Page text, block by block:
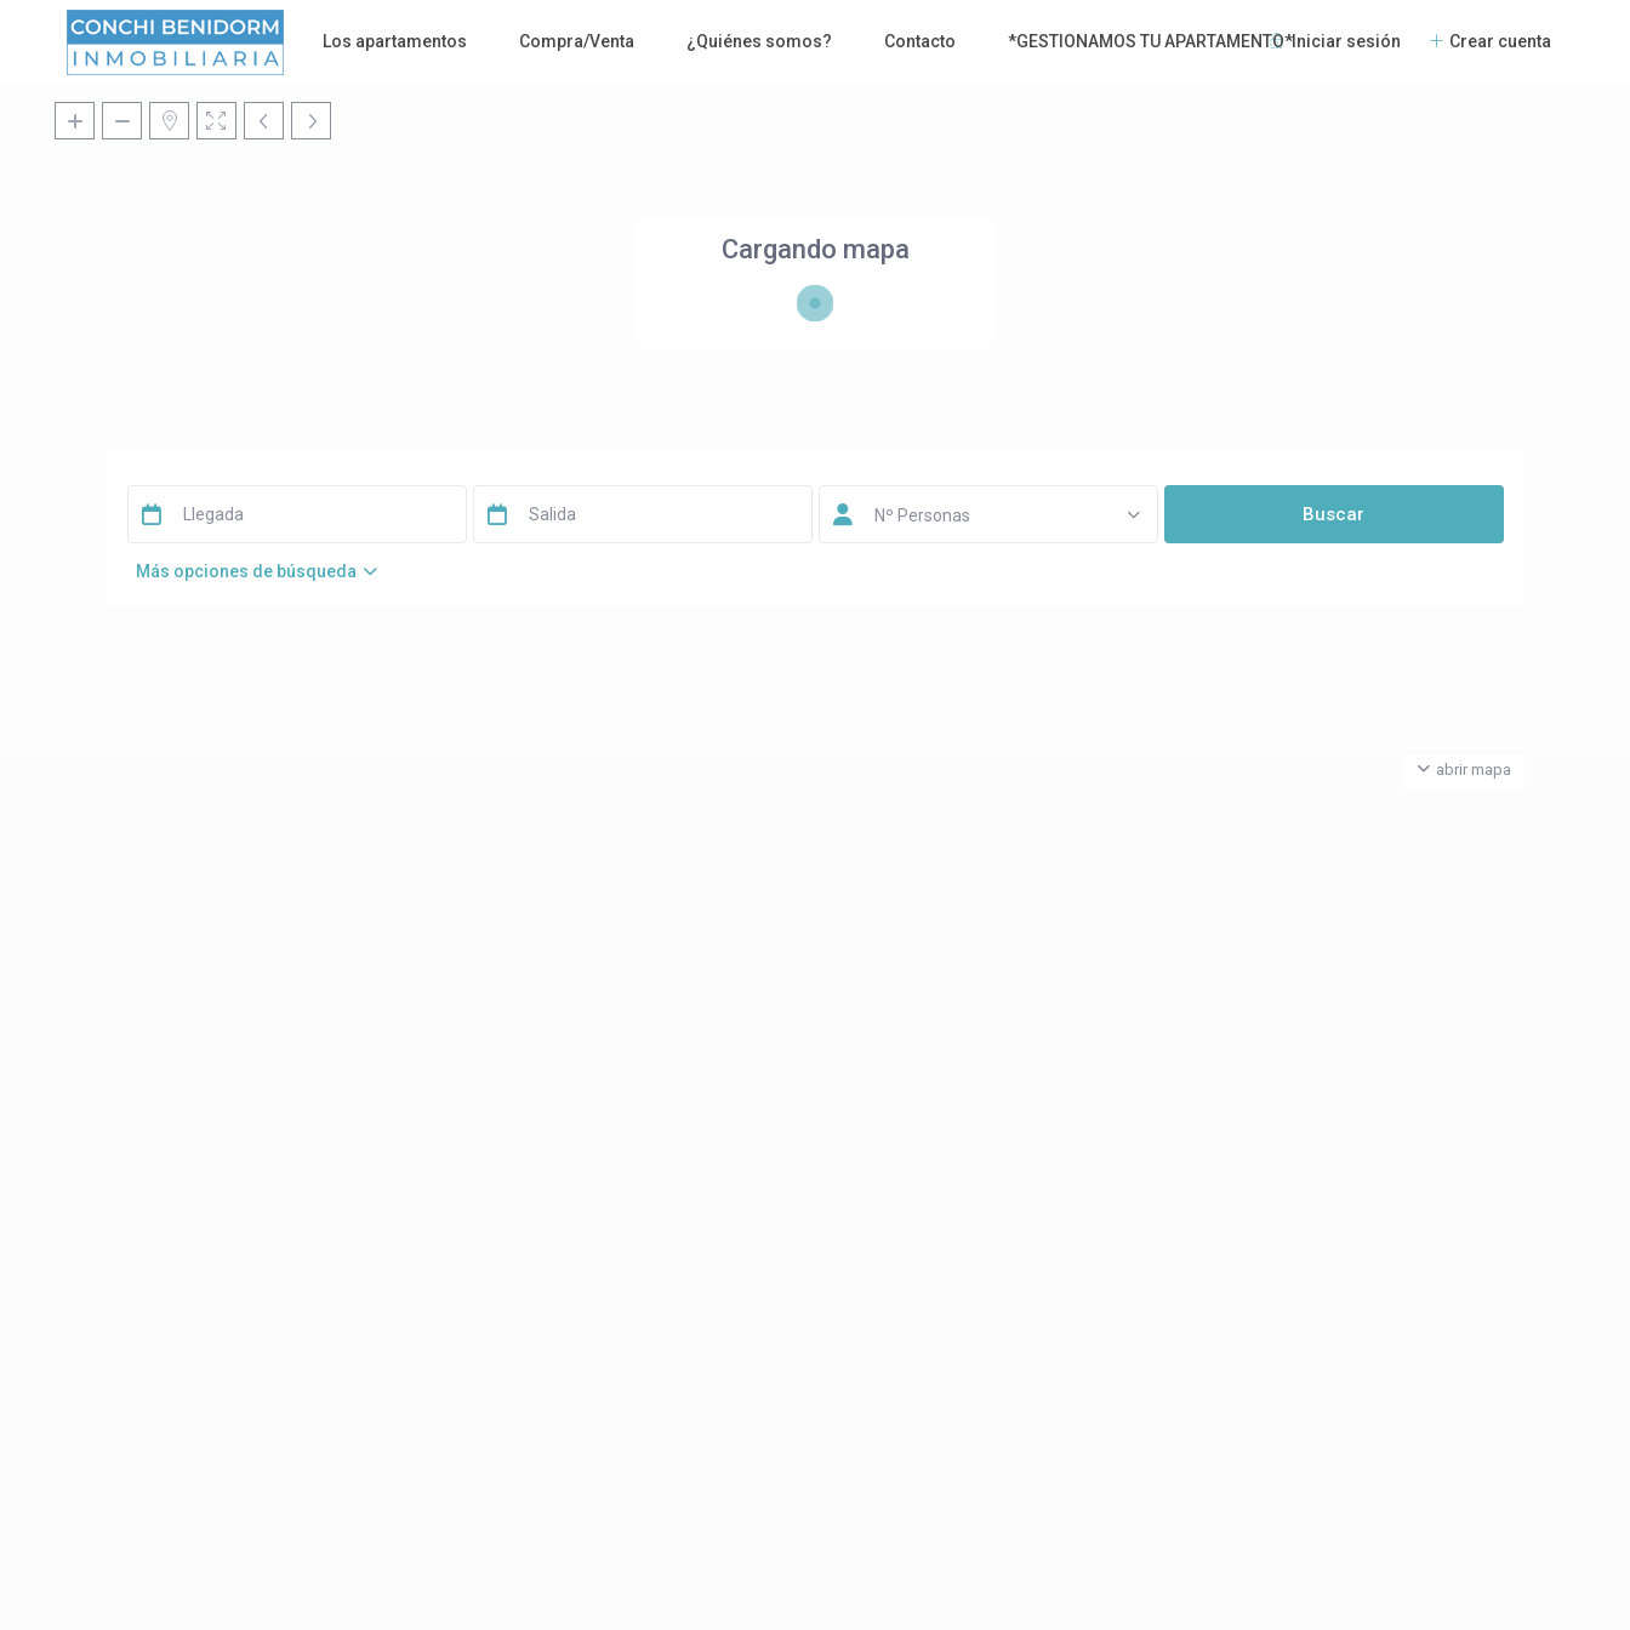
Iniciar sesión Crear cuenta
Los apartamentos Compra/Venta ¿Quiénes somos? Contacto *GESTIONAMOS TU APARTAMENTO*
Cargando mapa
abrir mapa
Nº Personas
Más opciones de búsqueda